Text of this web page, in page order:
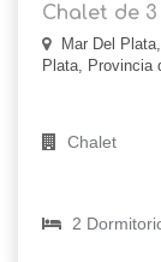
Chalet de
Mar Del
Plata, Provincia
Chalet
2